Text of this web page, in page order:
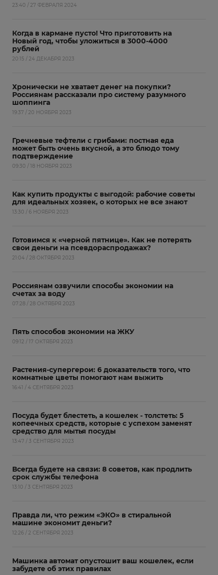
23:40 / 27 ФЕВРАЛЯ 2024
Когда в кармане пусто! Что приготовить на
Новый год, чтобы уложиться в 3000-4000
рублей
20:15 / 24 ДЕКАБРЯ 2023
Хронически не хватает денег на покупки?
Россиянам рассказали про систему разумного
шоппинга
19:37 / 20 НОЯБРЯ 2023
Гречневые тефтели с грибами: постная еда
может быть очень вкусной, а это блюдо тому
подтверждение
09:30 / 18 НОЯБРЯ 2023
Как купить продукты с выгодой: рабочие советы
для идеальных хозяек, о которых не все знают
13:30 / 6 НОЯБРЯ 2023
Готовимся к «черной пятнице». Как не потерять
свои деньги на псевдораспродажах?
21:04 / 28 ОКТЯБРЯ 2023
Россиянам озвучили способы экономии на
счетах за воду
07:28 / 28 ОКТЯБРЯ 2023
Пять способов экономии на ЖКУ
09:12 / 17 ОКТЯБРЯ 2023
Растения-супергерои: 6 доказательств того, что
комнатные цветы помогают нам выжить
16:41 / 4 СЕНТЯБРЯ 2023
Посуда будет блестеть, а кошелек - толстеть: 5
копеечных средств, которые с успехом заменят
средство для мытья посуды
13:47 / 3 СЕНТЯБРЯ 2023
Всегда будете на связи: 8 советов, как продлить
срок службы телефона
13:10 / 3 СЕНТЯБРЯ 2023
Правда ли, что режим «ЭКО» в стиральной
машине экономит деньги?
12:26 / 2 СЕНТЯБРЯ 2023
Машинка автомат опустошит ваш кошелек, если
забудете об этих правилах